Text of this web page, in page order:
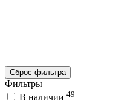
Сброс фильтра
Фильтры
В наличии 49